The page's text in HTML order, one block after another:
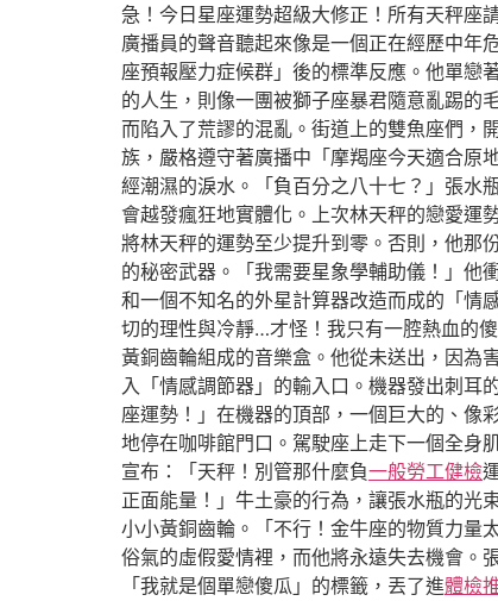
急！今日星座運勢超級大修正！所有天秤座
廣播員的聲音聽起來像是一個正在經歷中年
座預報壓力症候群」後的標準反應。他單戀
的人生，則像一團被獅子座暴君隨意亂踢的
而陷入了荒謬的混亂。街道上的雙魚座們，
族，嚴格遵守著廣播中「摩羯座今天適合原
經潮濕的淚水。「負百分之八十七？」張水
會越發瘋狂地實體化。上次林天秤的戀愛運
將林天秤的運勢至少提升到零。否則，他那
的秘密武器。「我需要星象學輔助儀！」他
和一個不知名的外星計算器改造而成的「情
切的理性與冷靜…才怪！我只有一腔熱血的
黃銅齒輪組成的音樂盒。他從未送出，因為
入「情感調節器」的輸入口。機器發出刺耳
座運勢！」在機器的頂部，一個巨大的、像
地停在咖啡館門口。駕駛座上走下一個全
宣布：「天秤！別管那什麼負一般勞工健檢
正面能量！」牛土豪的行為，讓張水瓶的光
小小黃銅齒輪。「不行！金牛座的物質力量
俗氣的虛假愛情裡，而他將永遠失去機會。
「我就是個單戀傻瓜」的標籤，丟了進體檢